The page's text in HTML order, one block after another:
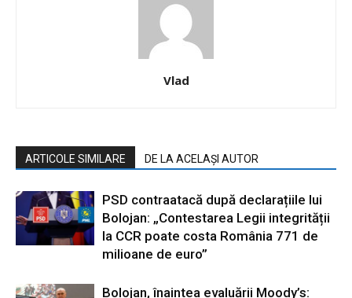
Vlad
ARTICOLE SIMILARE DE LA ACELAȘI AUTOR
PSD contraatacă după declarațiile lui
Bolojan: „Contestarea Legii integrității
la CCR poate costa România 771 de
milioane de euro”
Bolojan, înaintea evaluării Moody’s: